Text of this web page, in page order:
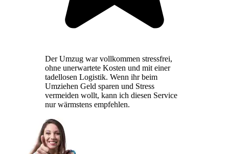
Der Umzug war vollkommen stressfrei,
ohne unerwartete Kosten und mit einer
tadellosen Logistik. Wenn ihr beim
Umziehen Geld sparen und Stress
vermeiden wollt, kann ich diesen Service
nur wärmstens empfehlen.